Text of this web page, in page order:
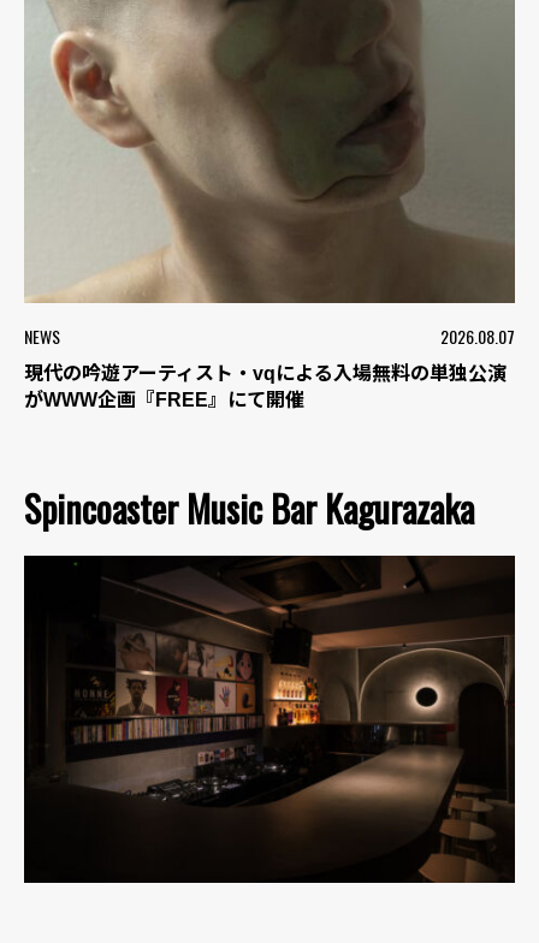
NEWS 2026.08.07
現代の吟遊アーティスト・vqによる入場無料の単独公演
がWWW企画『FREE』にて開催
Spincoaster Music Bar Kagurazaka